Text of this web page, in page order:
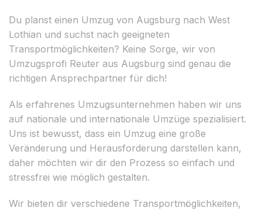
Du planst einen Umzug von Augsburg nach West
Lothian und suchst nach geeigneten
Transportmöglichkeiten? Keine Sorge, wir von
Umzugsprofi Reuter aus Augsburg sind genau die
richtigen Ansprechpartner für dich!
Als erfahrenes Umzugsunternehmen haben wir uns
auf nationale und internationale Umzüge spezialisiert.
Uns ist bewusst, dass ein Umzug eine große
Veränderung und Herausforderung darstellen kann,
daher möchten wir dir den Prozess so einfach und
stressfrei wie möglich gestalten.
Wir bieten dir verschiedene Transportmöglichkeiten,